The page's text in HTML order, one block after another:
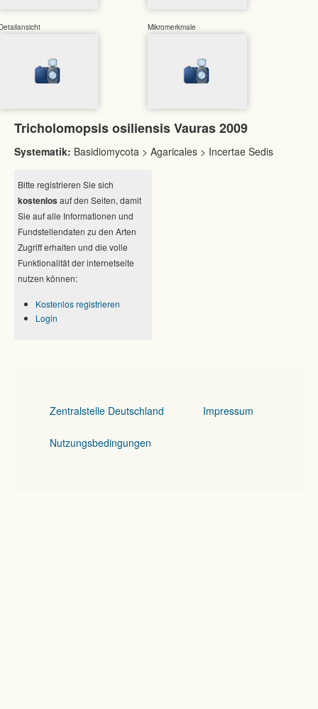
Mikromerkmale
Tricholomopsis osiliensis Vauras 2009
Systematik: Basidiomycota > Agaricales > Incertae Sedis
Bitte registrieren Sie sich
kostenlos auf den Seiten, damit
Sie auf alle Informationen und
Fundstellendaten zu den Arten
Zugriff erhalten und die volle
Funktionalität der internetseite
nutzen können:
Kostenlos registrieren
Login
Zentralstelle Deutschland Impressum
Nutzungsbedingungen